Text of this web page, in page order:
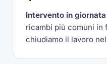
Intervento in giornata
ricambi più comuni in
chiudiamo il lavoro